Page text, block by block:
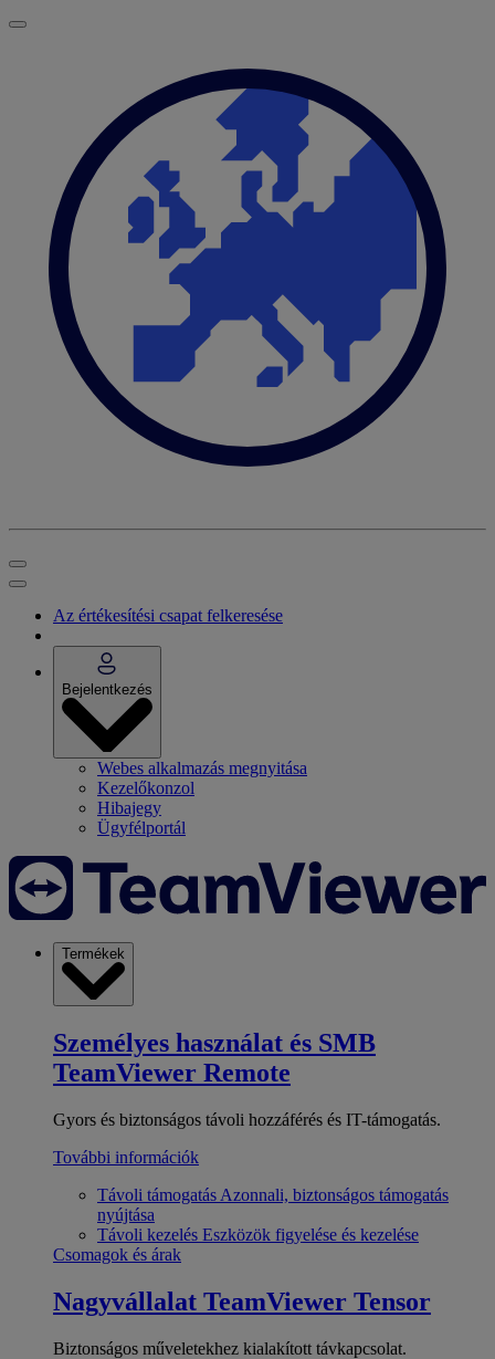
Az értékesítési csapat felkeresése
Bejelentkezés
Webes alkalmazás megnyitása
Kezelőkonzol
Hibajegy
Ügyfélportál
Termékek
Személyes használat és SMB
TeamViewer Remote
Gyors és biztonságos távoli hozzáférés és IT-támogatás.
További információk
Távoli támogatás Azonnali, biztonságos támogatás
nyújtása
Távoli kezelés Eszközök figyelése és kezelése
Csomagok és árak
Nagyvállalat TeamViewer Tensor
Biztonságos műveletekhez kialakított távkapcsolat.